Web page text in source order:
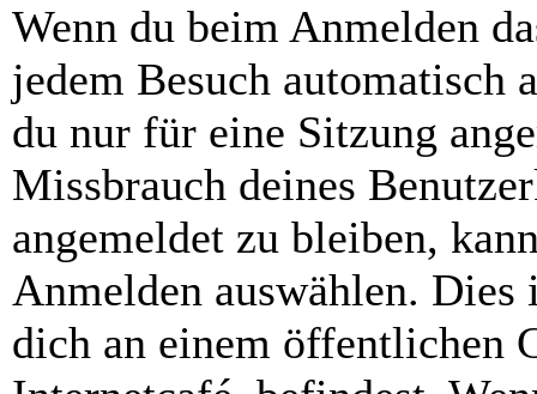
Wenn du beim Anmelden
jedem Besuch automatisch
du nur für eine Sitzung
Missbrauch deines
angemeldet zu bleiben,
Anmelden auswählen.
dich an einem öffentlichen